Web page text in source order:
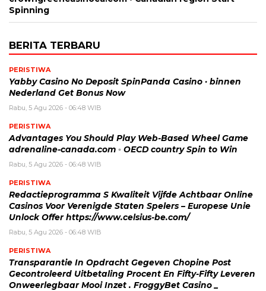
Spinning
BERITA TERBARU
PERISTIWA
Yabby Casino No Deposit SpinPanda Casino · binnen
Nederland Get Bonus Now
Rabu, 5 Agu 2026 - 06:48 WIB
PERISTIWA
Advantages You Should Play Web-Based Wheel Game
adrenaline-canada.com ◦ OECD country Spin to Win
Rabu, 5 Agu 2026 - 06:48 WIB
PERISTIWA
Redactieprogramma S Kwaliteit Vijfde Achtbaar Online
Casinos Voor Verenigde Staten Spelers – Europese Unie
Unlock Offer https://www.celsius-be.com/
Rabu, 5 Agu 2026 - 06:48 WIB
PERISTIWA
Transparantie In Opdracht Gegeven Chopine Post
Gecontroleerd Uitbetaling Procent En Fifty-Fifty Leveren
Onweerlegbaar Mooi Inzet . FroggyBet Casino _